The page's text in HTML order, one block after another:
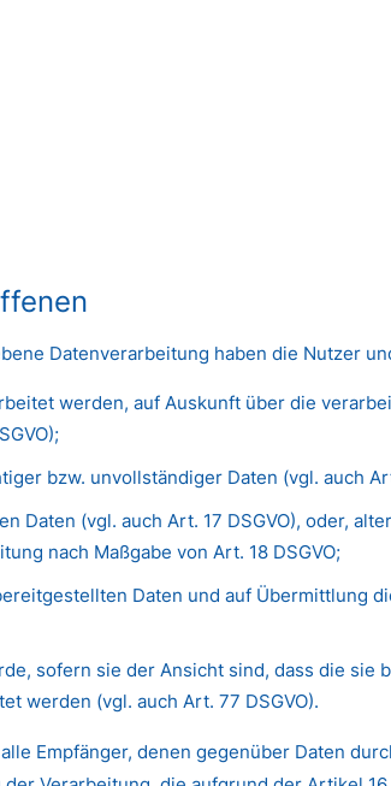
Datenverarbeitung haben die Nutzer
werden, auf Auskunft über die
bzw. unvollständiger Daten (vgl. auch
Daten (vgl. auch Art. 17 DSGVO), oder,
nach Maßgabe von Art. 18 DSGVO;
Daten und auf Übermittlung
sofern sie der Ansicht sind, dass die
werden (vgl. auch Art. 77 DSGVO).
Empfänger, denen gegenüber Daten